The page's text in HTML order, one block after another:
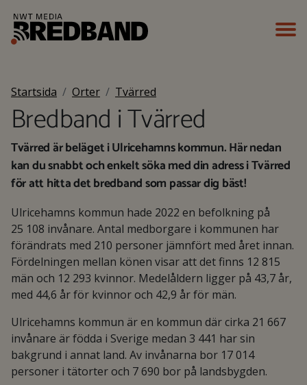
Startsida Orter Tvärred
Bredband i Tvärred
Tvärred är beläget i Ulricehamns kommun. Här nedan
kan du snabbt och enkelt söka med din adress i Tvärred
för att hitta det bredband som passar dig bäst!
Ulricehamns kommun hade 2022 en befolkning på
25 108 invånare. Antal medborgare i kommunen har
förändrats med 210 personer jämnfört med året innan.
Fördelningen mellan könen visar att det finns 12 815
män och 12 293 kvinnor. Medelåldern ligger på 43,7 år,
med 44,6 år för kvinnor och 42,9 år för män.
Ulricehamns kommun är en kommun där cirka 21 667
invånare är födda i Sverige medan 3 441 har sin
bakgrund i annat land. Av invånarna bor 17 014
personer i tätorter och 7 690 bor på landsbygden.